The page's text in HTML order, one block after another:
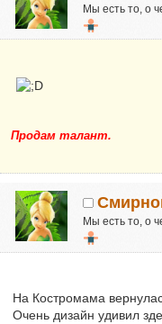
Мы есть то, о
Продам талант.
Мы есть то, о
Новичок
Репутация:0
Я для вас
На Костромама
Очень дизайн удивил